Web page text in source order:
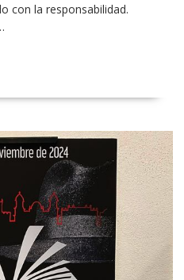
con la responsabilidad.